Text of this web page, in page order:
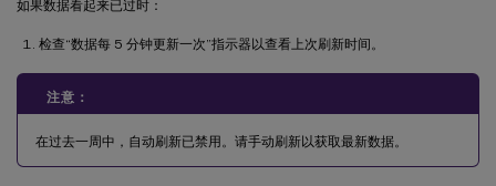
如果数据看起来已过时：
检查“数据每 5 分钟更新一次”指示器以查看上次刷新时间。
注意：
在过去一周中，自动刷新已禁用。请手动刷新以获取最新数据。